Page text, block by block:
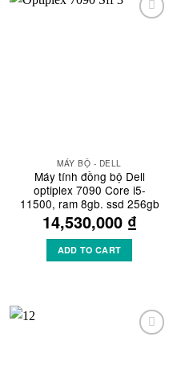
MÁY BỘ - DELL
Máy tính đồng bộ Dell
optiplex 7090 Core i5-
11500, ram 8gb. ssd 256gb
14,530,000 ₫
ADD TO CART